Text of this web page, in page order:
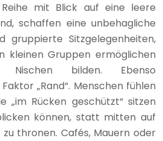
mit Blick auf eine leere
schaffen eine unbehagliche
gruppierte Sitzgelegenheiten,
kleinen Gruppen ermöglichen
Nischen bilden. Ebenso
„Rand“. Menschen fühlen
„im Rücken geschützt“ sitzen
können, statt mitten auf
thronen. Cafés, Mauern oder